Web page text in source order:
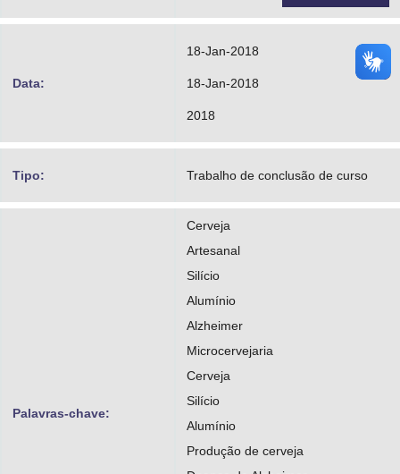
Data:
18-Jan-2018
18-Jan-2018
2018
Tipo: Trabalho de conclusão de curso
Palavras-chave:
Cerveja
Artesanal
Silício
Alumínio
Alzheimer
Microcervejaria
Cerveja
Silício
Alumínio
Produção de cerveja